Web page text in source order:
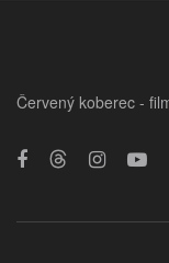
Červený koberec -